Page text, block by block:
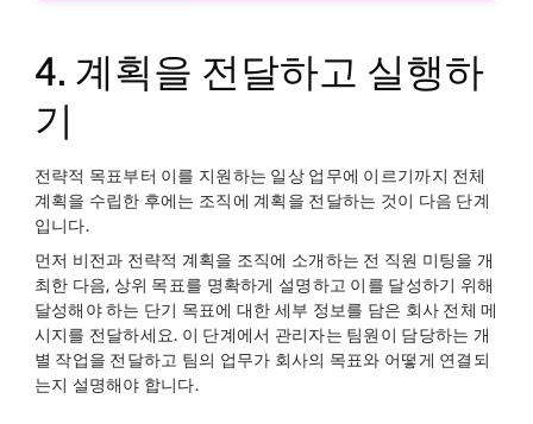
4. 계획을 전달하고 실행하
기
전략적 목표부터 이를 지원하는 일상 업무에 이르기까지 전체
계획을 수립한 후에는 조직에 계획을 전달하는 것이 다음 단계
입니다.
먼저 비전과 전략적 계획을 조직에 소개하는 전 직원 미팅을 개
최한 다음, 상위 목표를 명확하게 설명하고 이를 달성하기 위해
달성해야 하는 단기 목표에 대한 세부 정보를 담은 회사 전체 메
시지를 전달하세요. 이 단계에서 관리자는 팀원이 담당하는 개
별 작업을 전달하고 팀의 업무가 회사의 목표와 어떻게 연결되
는지 설명해야 합니다.